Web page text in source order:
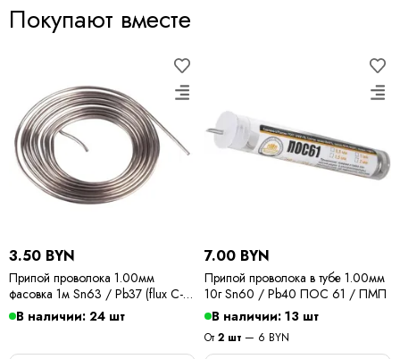
Покупают вместе
3.50 BYN
Припой проволока 1.00мм
фасовка 1м Sn63 / Pb37 (flux C-6)
ПОС 63 / Kewei
В наличии: 24 шт
7.00 BYN
Припой проволока в тубе 1.00мм
10г Sn60 / Pb40 ПОС 61 / ПМП
В наличии: 13 шт
От2 шт — 6 BYN